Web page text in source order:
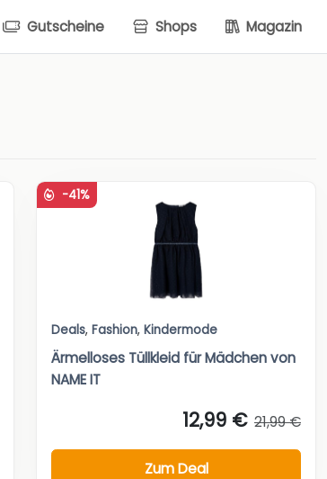
Gutscheine Shops Magazin
-41%
Deals, Fashion, Kindermode
Ärmelloses Tüllkleid für Mädchen von
NAME IT
12,99 € 21,99 €
Zum Deal